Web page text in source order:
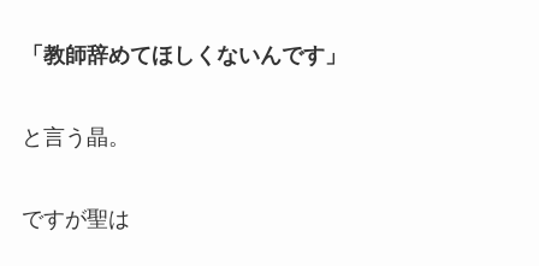
「教師辞めてほしくないんです」
と言う晶。
ですが聖は